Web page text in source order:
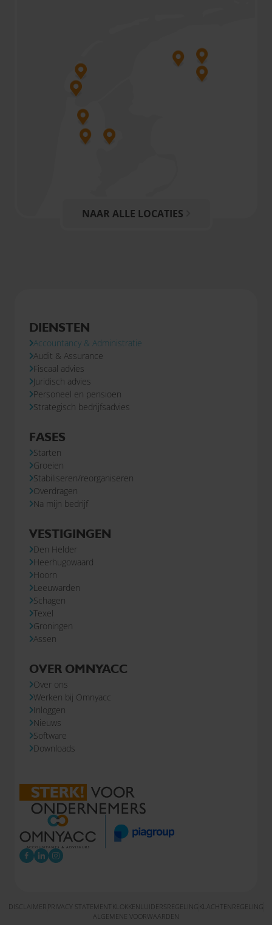
NAAR ALLE LOCATIES
DIENSTEN
Accountancy & Administratie
Audit & Assurance
Fiscaal advies
Juridisch advies
Personeel en pensioen
Strategisch bedrijfsadvies
FASES
Starten
Groeien
Stabiliseren/reorganiseren
Overdragen
Na mijn bedrijf
VESTIGINGEN
Den Helder
Heerhugowaard
Hoorn
Leeuwarden
Schagen
Texel
Groningen
Assen
OVER OMNYACC
Over ons
Werken bij Omnyacc
Inloggen
Nieuws
Software
Downloads
DISCLAIMER PRIVACY STATEMENT KLOKKENLUIDERSREGELING KLACHTENREGELING
ALGEMENE VOORWAARDEN